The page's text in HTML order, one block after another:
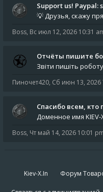
Support us! Paypal:
Boss, Вс июл 12, 2026 10:31
Отчёты пишите
Пиночет420, Сб июн 13, 2026
Спасибо всем,
Boss, Чт май 14, 2026 10:01
Kiev-X.In Форум